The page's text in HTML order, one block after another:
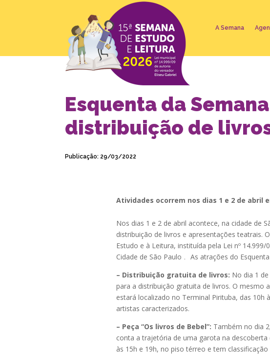
A Semana
Esquenta da
distribuição de
Publicação: 29/03/2022
Atividades ocorrem nos dias 1 e 2 de abril
Nos dias 1 e 2 de abril acontece, na cidade de
distribuição de livros e apresentações teatrais.
Estudo e à Leitura, instituída pela Lei nº
Cidade de São Paulo﹒ As atrações do
– Distribuição gratuita de livros: No dia 1
para a distribuição gratuita de livros. O mesmo
estará localizado no Terminal Pirituba, das 10h
artistas caracterizados.
– Peça “Os livros de Bebel”: Também no dia
conta a trajetória de uma garota na
às 15h e 19h, no piso térreo e tem classificação